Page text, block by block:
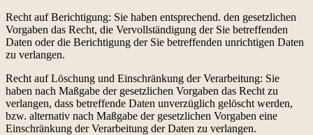
Recht auf Berichtigung: Sie haben entsprechend. den gesetzlichen
Vorgaben das Recht, die Vervollständigung der Sie betreffenden
Daten oder die Berichtigung der Sie betreffenden unrichtigen Daten
zu verlangen.
Recht auf Löschung und Einschränkung der Verarbeitung: Sie
haben nach Maßgabe der gesetzlichen Vorgaben das Recht zu
verlangen, dass betreffende Daten unverzüglich gelöscht werden,
bzw. alternativ nach Maßgabe der gesetzlichen Vorgaben eine
Einschränkung der Verarbeitung der Daten zu verlangen.